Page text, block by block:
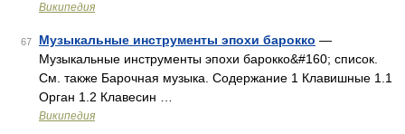
Википедия
67 Музыкальные инструменты эпохи барокко —
Музыкальные инструменты эпохи барокко&#160; список.
См. также Барочная музыка. Содержание 1 Клавишные 1.1
Орган 1.2 Клавесин …
Википедия